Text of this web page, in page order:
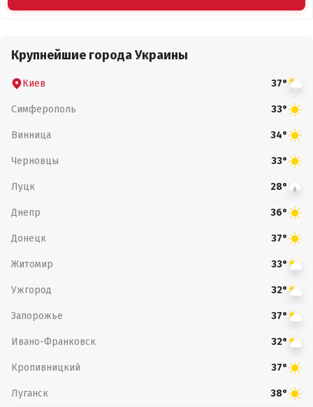
Крупнейшие города Украины
Киев 37°
Симферополь 33°
Винница 34°
Черновцы 33°
Луцк 28°
Днепр 36°
Донецк 37°
Житомир 33°
Ужгород 32°
Запорожье 37°
Ивано-Франковск 32°
Кропивницкий 37°
Луганск 38°